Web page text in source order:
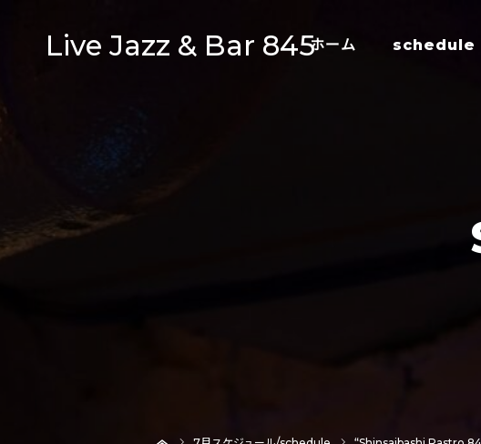
Live Jazz & Bar 845ホーム schedule